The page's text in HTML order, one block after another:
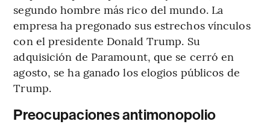
segundo hombre más rico del mundo. La
empresa ha pregonado sus estrechos vínculos
con el presidente Donald Trump. Su
adquisición de Paramount, que se cerró en
agosto, se ha ganado los elogios públicos de
Trump.
Preocupaciones antimonopolio